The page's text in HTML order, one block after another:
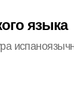
языка